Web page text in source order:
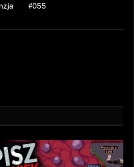
#055